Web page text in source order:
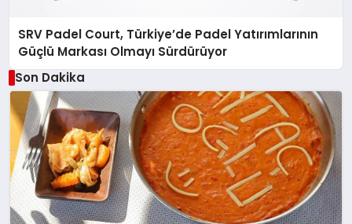
SRV Padel Court, Türkiye’de Padel Yatırımlarının
Güçlü Markası Olmayı Sürdürüyor
Son Dakika